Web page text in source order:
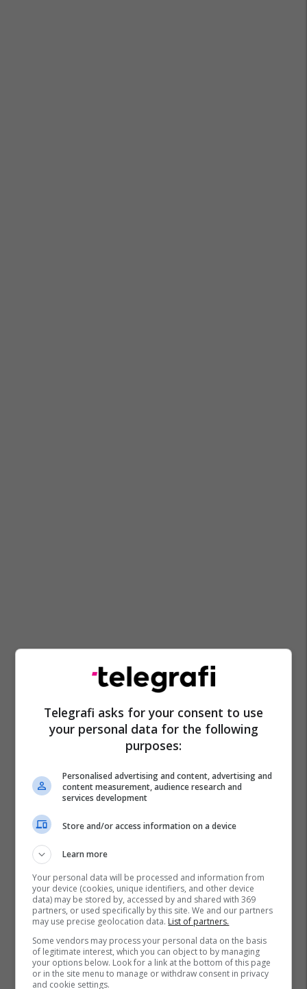
Eddie Hearn Anthony Joshua Boks Tyson Fury
Telegrafi asks for your consent to use
your personal data for the following
purposes:
Personalised advertising and content, advertising and
content measurement, audience research and
services development
Store and/or access information on a device
Learn more
Your personal data will be processed and information from
your device (cookies, unique identifiers, and other device
data) may be stored by, accessed by and shared with 369
partners, or used specifically by this site. We and our partners
may use precise geolocation data. List of partners.
Some vendors may process your personal data on the basis
of legitimate interest, which you can object to by managing
your options below. Look for a link at the bottom of this page
or in the site menu to manage or withdraw consent in privacy
and cookie settings.